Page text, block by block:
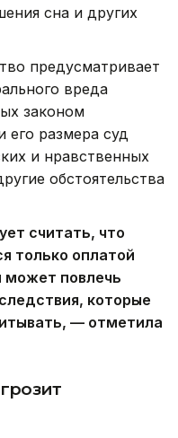
сна и других
предусматривает
вреда
законом
его размера суд
и нравственных
обстоятельства
считать, что
только оплатой
может повлечь
которые
— отметила